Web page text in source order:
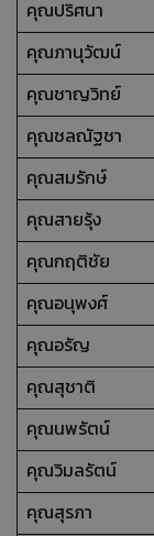
คุณปริศนา
คุณภานุวัฒน์
คุณชาญวิทย์
คุณชลณัฐชา
คุณสมรักษ์
คุณสายรุ้ง
คุณกฤติชัย
คุณอนุพงศ์
คุณอรัญ
คุณสุชาติ
คุณนพรัตน์
คุณวิมลรัตน์
คุณสุรภา